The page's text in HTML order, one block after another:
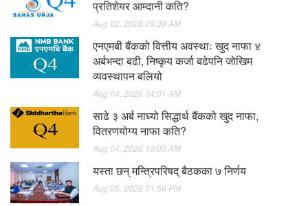
प्रतिशेयर आम्दानी कति?
Aug 02, 2026 09:39 AM
एनएमबी बैंकको वित्तीय अवस्थाः खुद नाफा ४
अर्बभन्दा बढी, निष्कृय कर्जा बढेपनि जोखिम
व्यवस्थापन बलियो
Aug 04, 2026 04:01 AM
साढे ३ अर्ब नाघ्यो सिद्धार्थ बैंकको खुद नाफा,
वितरणयोग्य नाफा कति?
Aug 04, 2026 10:05 AM
यस्ता छन् मन्त्रिपरिषद् बैठकका ७ निर्णय
Aug 05, 2026 01:59 PM